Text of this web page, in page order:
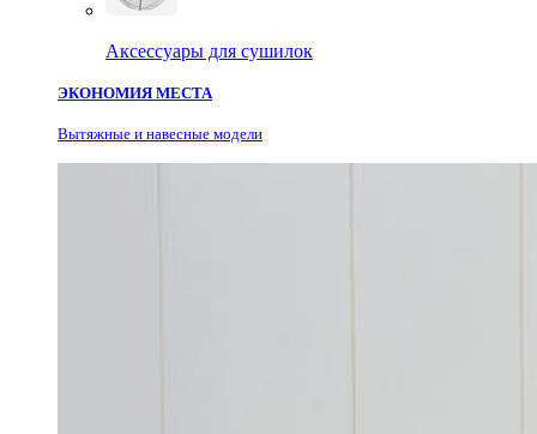
Аксессуары для сушилок
ЭКОНОМИЯ МЕСТА
Вытяжные и навесные модели